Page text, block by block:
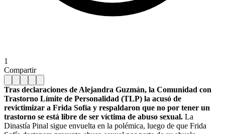
1
Compartir
Tras declaraciones de Alejandra Guzmán, la Comunidad con
Trastorno Límite de Personalidad (TLP) la acusó de
revictimizar a Frida Sofía y respaldaron que no por tener un
trastorno se está libre de ser víctima de abuso sexual. La
Dinastía Pinal sigue envuelta en la polémica, luego de que Frida